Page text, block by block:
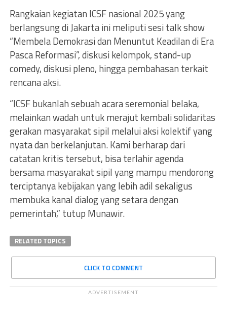
Rangkaian kegiatan ICSF nasional 2025 yang
berlangsung di Jakarta ini meliputi sesi talk show
“Membela Demokrasi dan Menuntut Keadilan di Era
Pasca Reformasi”, diskusi kelompok, stand-up
comedy, diskusi pleno, hingga pembahasan terkait
rencana aksi.
“ICSF bukanlah sebuah acara seremonial belaka,
melainkan wadah untuk merajut kembali solidaritas
gerakan masyarakat sipil melalui aksi kolektif yang
nyata dan berkelanjutan. Kami berharap dari
catatan kritis tersebut, bisa terlahir agenda
bersama masyarakat sipil yang mampu mendorong
terciptanya kebijakan yang lebih adil sekaligus
membuka kanal dialog yang setara dengan
pemerintah,” tutup Munawir.
RELATED TOPICS
CLICK TO COMMENT
ADVERTISEMENT